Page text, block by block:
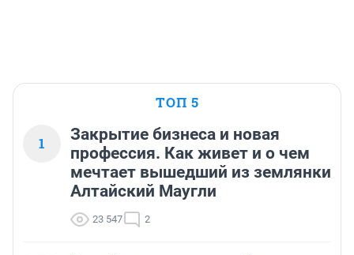
ТОП 5
1
Закрытие бизнеса и новая
профессия. Как живет и о чем
мечтает вышедший из землянки
Алтайский Маугли
23 547 2